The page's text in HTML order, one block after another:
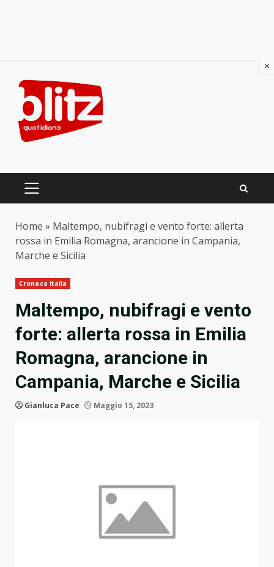
content
PRIMARY
Home » Maltempo, nubifragi e vento forte: allerta
rossa in Emilia Romagna, arancione in Campania,
Marche e Sicilia
Cronaca Italia
Maltempo, nubifragi e vento
forte: allerta rossa in Emilia
Romagna, arancione in
Campania, Marche e Sicilia
Gianluca Pace Maggio 15, 2023
×